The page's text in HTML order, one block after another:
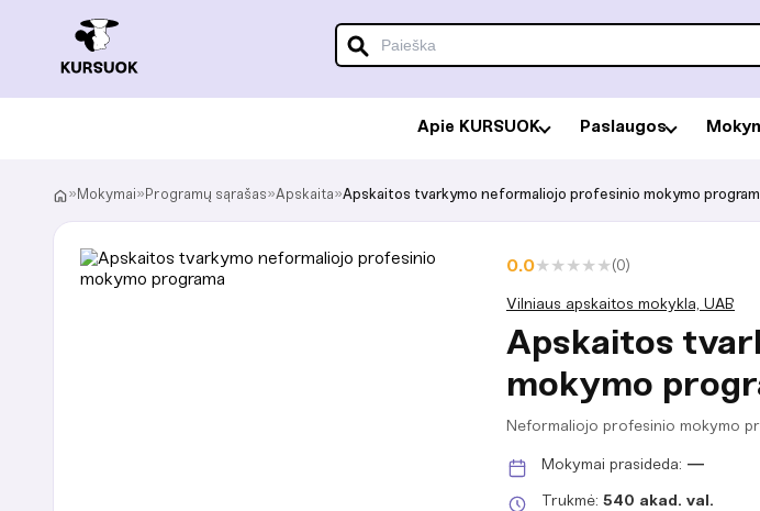
Apie KURSUOK Paslaugos
» Mokymai» Programų sąrašas»Apskaita»Apskaitos tvarkymo neformaliojo profesinio mokymo
0.0★ ★ ★ ★ ★ (0)
Vilniaus apskaitos mokykla, UAB
Apskaitos
mokymo
Neformaliojo profesinio mokymo
Mokymai prasideda: —
Trukmė: 540 akad. val.